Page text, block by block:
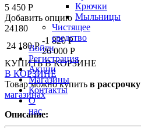
Крючки
Мыльницы
Чистящее
средство
Войти
Регистрация
Акции
Магазины
Контакты
О
нас
5 450 Р
Добавить опцию
24180
24 180 Р
-1 820 Р
26 000 Р
КУПИТЬ В КОРЗИНЕ
В КОРЗИНЕ
Товар можно купить в рассрочку
магазинах
Описание: